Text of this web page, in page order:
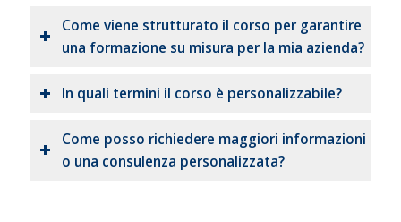
Come viene strutturato il corso per garantire
una formazione su misura per la mia azienda?
In quali termini il corso è personalizzabile?
Come posso richiedere maggiori informazioni
o una consulenza personalizzata?